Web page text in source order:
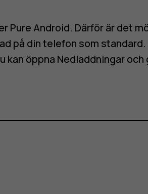
Pure Android. Därför är det
på din telefon som standard.
kan öppna Nedladdningaroch